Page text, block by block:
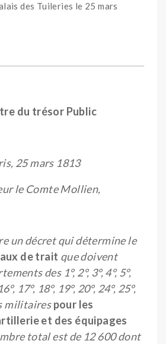
des Tuileries le 25 mars
du trésor Public
25 mars 1813
le Comte Mollien,
un décret qui détermine le
de trait que doivent
des 1°, 2°, 3°, 4°, 5°,
17°, 18°, 19°, 20°, 24°, 25°,
militairespour les
et des équipages
total est de 12 600 dont